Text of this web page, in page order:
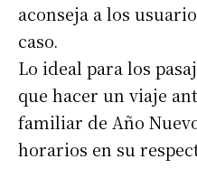
aconseja a los
caso.
Lo ideal para los
que hacer un viaje
familiar de Año
horarios en su